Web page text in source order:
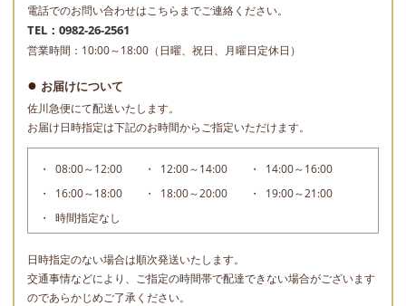
電話でのお問い合わせはこちらまでご連絡ください。
TEL：0982-26-2561
営業時間：10:00～18:00（日曜、祝日、月曜日定休日）
お届けについて
佐川急便にて配送いたします。
お届け日時指定は下記のお時間からご指定いただけます。
08:00～12:00 12:00～14:00
14:00～16:00
16:00～18:00
18:00～20:00
19:00～21:00
時間指定なし
日時指定のない場合は順次発送いたします。
交通事情などにより、ご指定の時間帯で配達できない場合がございます
のであらかじめご了承ください。